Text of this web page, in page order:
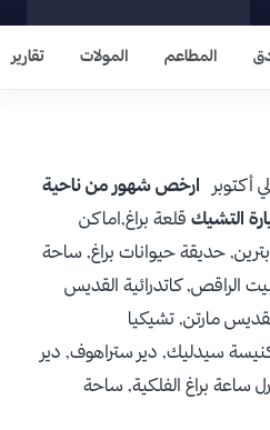
المطاعم المولات تقارير
أكتوبر
ارخص شهور من ناحية
التشيك قلعة براغ,اماكن
بترين, حديقة حيوانات براغ, ساحة
الراقص, كاتدرائية القديس
مارتن, تشيكيا
سيدليك, دير ستراهوف, دير
ساعة براغ الفلكية, ساحة